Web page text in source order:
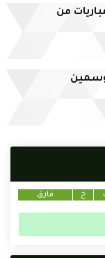
يقتني حقوق 10 مباريات من
خ فارق